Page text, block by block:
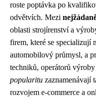
roste poptávka po
odvětvích. Mezi
oblasti strojírenství a
firem, které se specializují
automobilový průmysl, a
techniků, operátorů
popularitu zaznamenávají
rozvojem e-commerce a